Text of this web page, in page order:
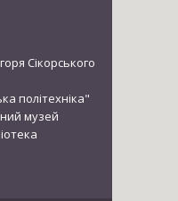
Сікорського
політехніка"
музей